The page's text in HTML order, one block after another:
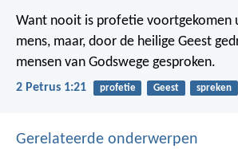
Want nooit is profetie voortgekomen
mens, maar, door de heilige Geest
mensen van Godswege gesproken.
2 Petrus 1:21 profetie Geest spreken
Gerelateerde onderwerpen